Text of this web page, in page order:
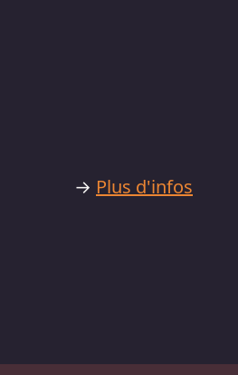
→ Plus d'infos